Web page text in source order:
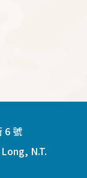
6 號
N.T.